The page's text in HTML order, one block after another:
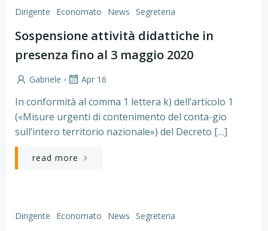
Dirigente Economato News Segreteria
Sospensione attività didattiche in
presenza fino al 3 maggio 2020
Gabriele - Apr 16
In conformità al comma 1 lettera k) dell’articolo 1
(«Misure urgenti di contenimento del conta-gio
sull’intero territorio nazionale») del Decreto […]
read more
Dirigente Economato News Segreteria